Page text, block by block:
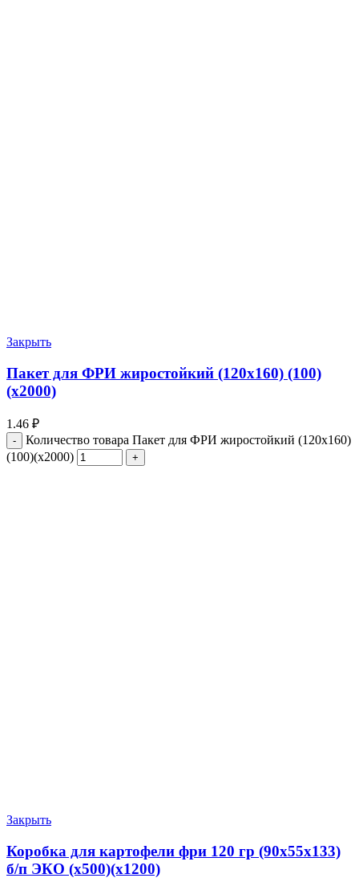
Закрыть
Пакет для ФРИ жиростойкий (120х160) (100)
(х2000)
1.46 ₽
Количество товара Пакет для ФРИ жиростойкий (120х160)
(100)(х2000)
Закрыть
Коробка для картофели фри 120 гр (90х55х133)
б/п ЭКО (х500)(х1200)